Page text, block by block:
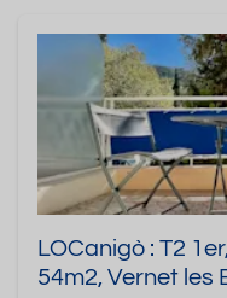
LOCanigò : T2
54m2, Vernet les